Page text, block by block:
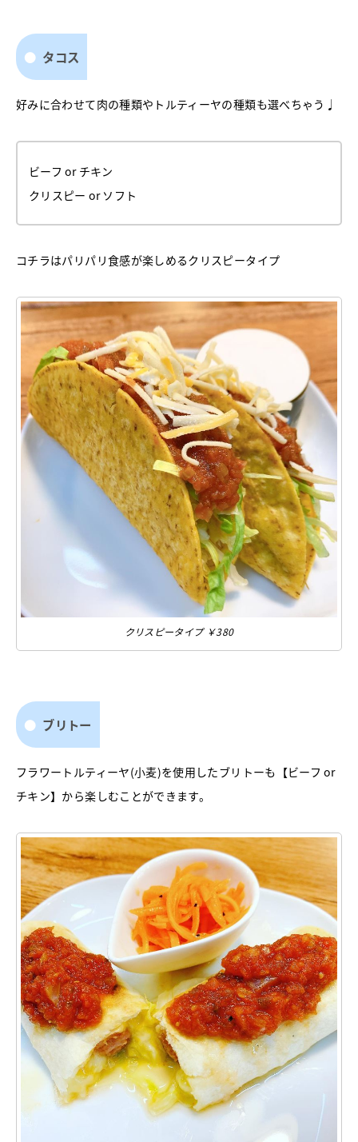
タコス
好みに合わせて肉の種類やトルティーヤの種類も選べちゃう♩
ビーフ or チキン
クリスピー or ソフト
コチラはパリパリ食感が楽しめるクリスピータイプ
クリスピータイプ ￥380
ブリトー
フラワートルティーヤ(小麦)を使用したブリトーも【ビーフ or
チキン】から楽しむことができます。